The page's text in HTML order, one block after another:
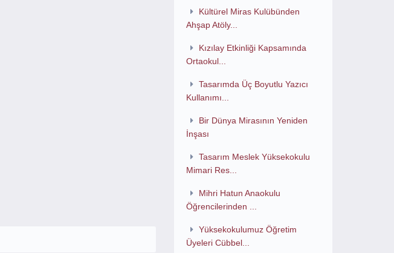
Kültürel Miras Kulübünden
Ahşap Atöly...
Kızılay Etkinliği Kapsamında
Ortaokul...
Tasarımda Üç Boyutlu Yazıcı
Kullanımı...
Bir Dünya Mirasının Yeniden
İnşası
Tasarım Meslek Yüksekokulu
Mimari Res...
Mihri Hatun Anaokulu
Öğrencilerinden ...
Yüksekokulumuz Öğretim
Üyeleri Cübbel...